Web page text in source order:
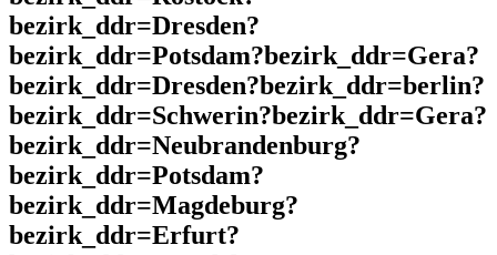
bezirk_ddr=Dresden?
bezirk_ddr=Potsdam?bezirk_ddr=Gera?
bezirk_ddr=Dresden?bezirk_ddr=berlin?
bezirk_ddr=Schwerin?bezirk_ddr=Gera?
bezirk_ddr=Neubrandenburg?
bezirk_ddr=Potsdam?
bezirk_ddr=Magdeburg?
bezirk_ddr=Erfurt?